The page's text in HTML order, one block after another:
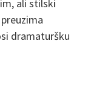
ali stilski
dramaturšku